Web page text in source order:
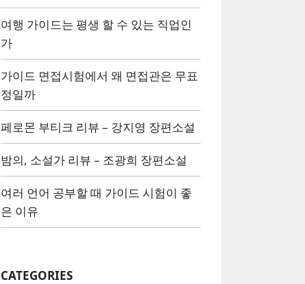
여행 가이드는 평생 할 수 있는 직업인
가
가이드 면접시험에서 왜 면접관은 무표
정일까
페로몬 부티크 리뷰 – 강지영 장편소설
밤의, 소설가 리뷰 – 조광희 장편소설
여러 언어 공부할 때 가이드 시험이 좋
은 이유
CATEGORIES